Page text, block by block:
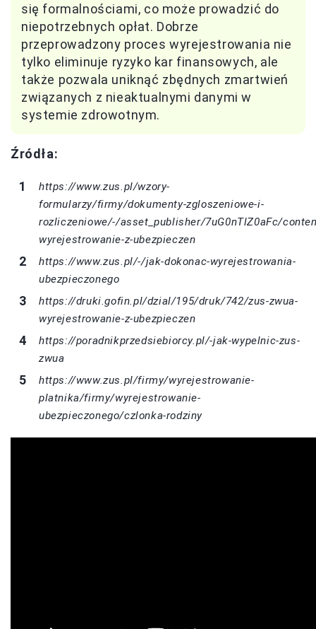
się formalnościami, co może prowadzić do
niepotrzebnych opłat. Dobrze
przeprowadzony proces wyrejestrowania nie
tylko eliminuje ryzyko kar finansowych, ale
także pozwala uniknąć zbędnych zmartwień
związanych z nieaktualnymi danymi w
systemie zdrowotnym.
Źródła:
https://www.zus.pl/wzory-
formularzy/firmy/dokumenty-zgloszeniowe-i-
rozliczeniowe/-/asset_publisher/7uG0nTlZ0aFc/
wyrejestrowanie-z-ubezpieczen
https://www.zus.pl/-/jak-dokonac-wyrejestrowania-
ubezpieczonego
https://druki.gofin.pl/dzial/195/druk/742/zus-zwua-
wyrejestrowanie-z-ubezpieczen
https://poradnikprzedsiebiorcy.pl/-jak-wypelnic-zus-
zwua
https://www.zus.pl/firmy/wyrejestrowanie-
platnika/firmy/wyrejestrowanie-
ubezpieczonego/czlonka-rodziny